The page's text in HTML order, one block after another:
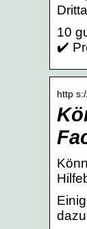
10
✔️
http